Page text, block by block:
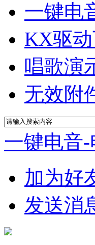
一键电
KX驱
唱歌演
无效附
一键电音
加为好
发送消